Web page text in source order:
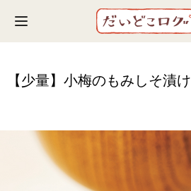
Toggle navigation
【少量】小梅のもみしそ漬け